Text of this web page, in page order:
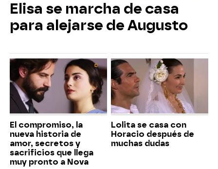
Elisa se marcha de casa
para alejarse de Augusto
El compromiso, la
nueva historia de
amor, secretos y
sacrificios que llega
muy pronto a Nova
Lolita se casa con
Horacio después de
muchas dudas